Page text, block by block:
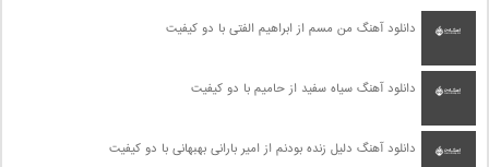
دانلود آهنگ من مسم از ابراهیم الفتی با دو کیفیت
دانلود آهنگ سیاه سفید از حامیم با دو کیفیت
دانلود آهنگ دلیل زنده بودنم از امیر بارانی بهبهانی با دو کیفیت